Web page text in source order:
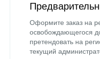
Оформите заказ на
освобождающегося
претендовать на
текущий